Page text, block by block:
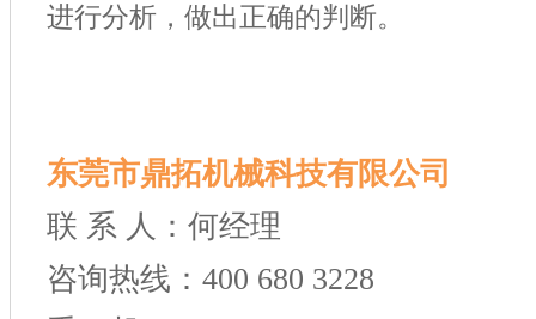
进行分析，做出正确的判断。
东莞市鼎拓机械科技有限公司
联 系 人：何经理
咨询热线：400 680 3228